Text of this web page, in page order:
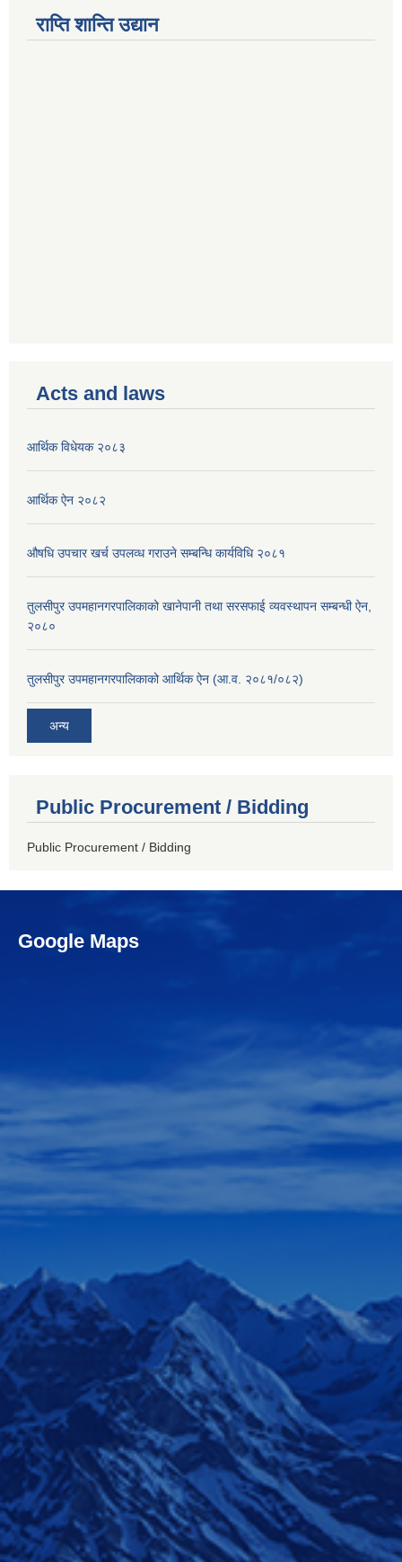
राप्ति शान्ति उद्यान
Acts and laws
आर्थिक विधेयक २०८३
आर्थिक ऐन २०८२
औषधि उपचार खर्च उपलव्ध गराउने सम्बन्धि कार्यविधि २०८१
तुलसीपुर उपमहानगरपालिकाको खानेपानी तथा सरसफाई व्यवस्थापन सम्बन्धी ऐन,
२०८०
तुलसीपुर उपमहानगरपालिकाको आर्थिक ऐन (आ.व. २०८१/०८२)
अन्य
Public Procurement / Bidding
Public Procurement / Bidding
Google Maps